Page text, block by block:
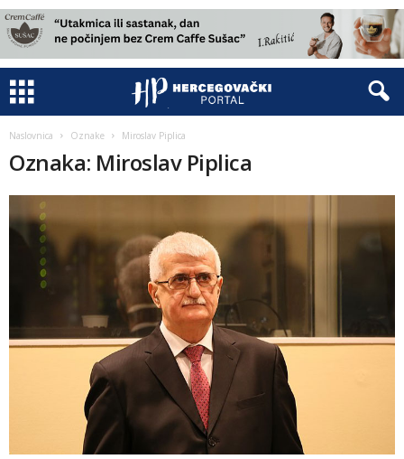
Naslovnica Oznake Miroslav Piplica
Oznaka: Miroslav Piplica